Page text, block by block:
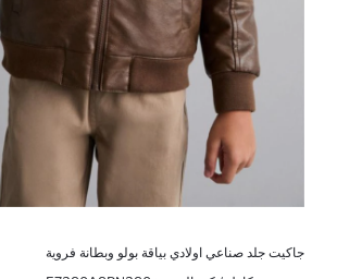
جاكيت جلد صناعي اولادي بياقة بولو وبطانة فروية